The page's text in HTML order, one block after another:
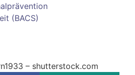
(BACS)
– shutterstock.com